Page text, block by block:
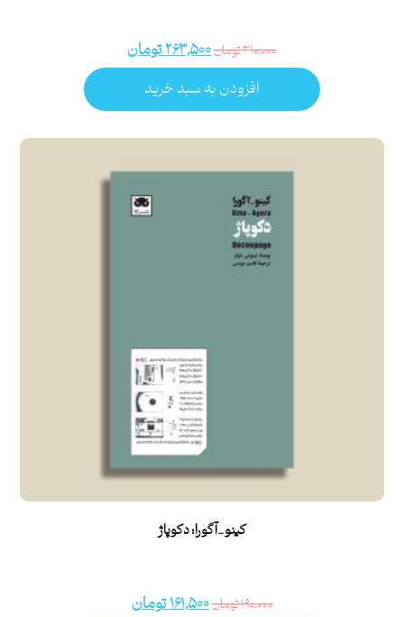
۳۱۰,۰۰۰تومان۲۶۳,۵۰۰تومان
افزودن به سبد خرید
کینو_آگورا: دکوپاژ
۱۹۰,۰۰۰تومان۱۶۱,۵۰۰تومان